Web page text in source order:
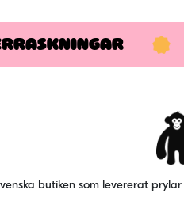
butiken som levererat